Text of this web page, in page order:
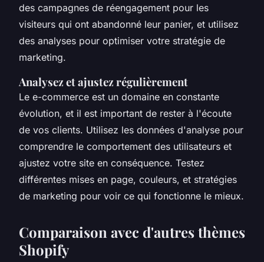
des campagnes de réengagement pour les
visiteurs qui ont abandonné leur panier, et utilisez
des analyses pour optimiser votre stratégie de
marketing.
Analysez et ajustez régulièrement
Le e-commerce est un domaine en constante
évolution, et il est important de rester à l'écoute
de vos clients. Utilisez les données d'analyse pour
comprendre le comportement des utilisateurs et
ajustez votre site en conséquence. Testez
différentes mises en page, couleurs, et stratégies
de marketing pour voir ce qui fonctionne le mieux.
Comparaison avec d'autres thèmes
Shopify